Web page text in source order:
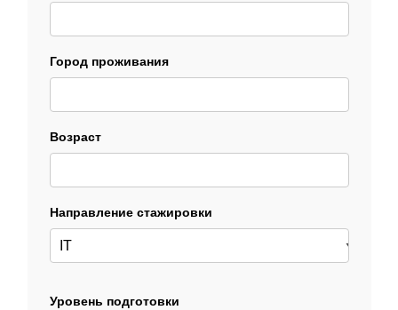
Город проживания
Возраст
Направление стажировки
Уровень подготовки